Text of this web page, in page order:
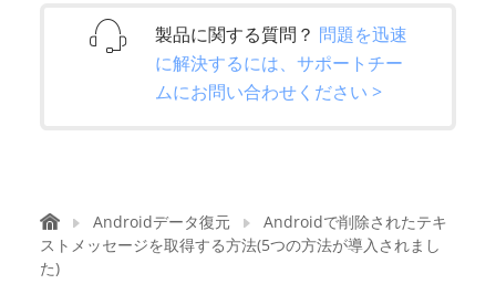
製品に関する質問？ 問題を迅速
に解決するには、サポートチー
ムにお問い合わせください >
Androidデータ復元
Androidで削除されたテキ
ストメッセージを取得する方法(5つの方法が導入されまし
た)